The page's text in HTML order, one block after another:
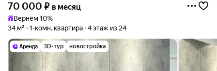
70 000 ₽ в месяц
Вернём 10%
34 м²
1-комн. квартира 4 этаж из 24
3D-тур новостройка